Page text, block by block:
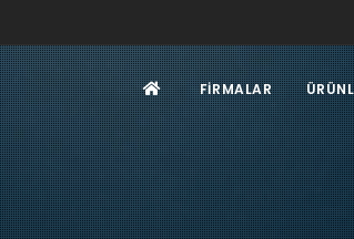
FIRMALAR